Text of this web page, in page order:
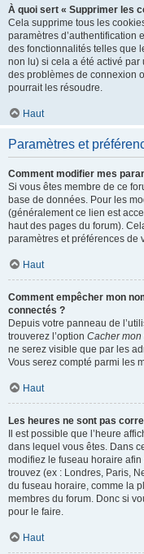
À quoi sert « Supprimer les
Cela supprime tous les
paramètres d’authentification
des fonctionnalités telles que
non lu) si cela a été activé
des problèmes de connexion
pourrait les résoudre.
Haut
Paramètres et
Comment modifier mes
Si vous êtes membre de ce
base de données. Pour les
(généralement ce lien est
haut des pages du forum).
paramètres et préférences de
Haut
Comment empêcher mon
connectés ?
Depuis votre panneau de
trouverez l’option Cacher
ne serez visible que par les
Vous serez compté parmi les
Haut
Les heures ne sont pas
Il est possible que l’heure
dans lequel vous êtes. Dans
modifiez le fuseau horaire
trouvez (ex : Londres, Paris,
du fuseau horaire, comme la
membres du forum. Donc si
pour le faire.
Haut